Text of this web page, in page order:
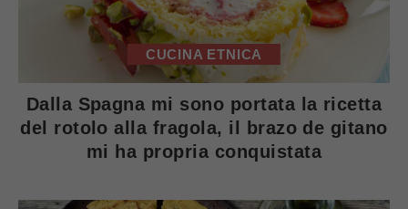
CUCINA ETNICA
Dalla Spagna mi sono portata la ricetta
del rotolo alla fragola, il brazo de gitano
mi ha propria conquistata